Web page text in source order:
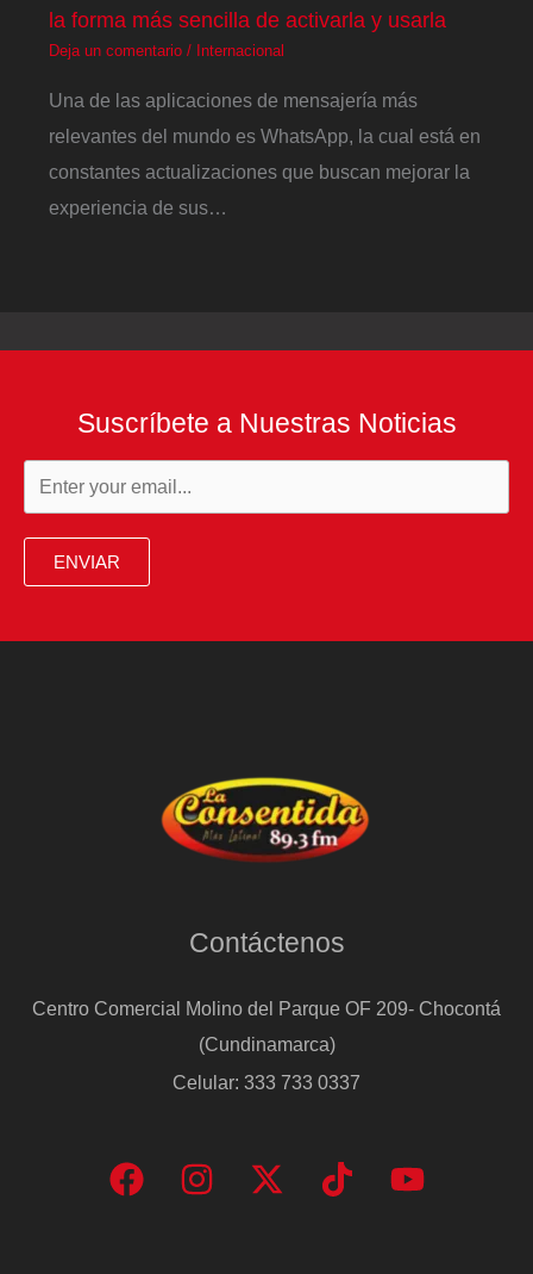
la forma más sencilla de activarla y usarla
Deja un comentario / Internacional
Una de las aplicaciones de mensajería más
relevantes del mundo es WhatsApp, la cual está en
constantes actualizaciones que buscan mejorar la
experiencia de sus…
Suscríbete a Nuestras Noticias
ENVIAR
Contáctenos
Centro Comercial Molino del Parque OF 209- Chocontá
(Cundinamarca)
Celular: 333 733 0337